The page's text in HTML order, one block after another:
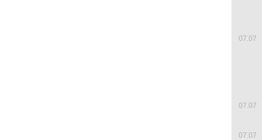
07.07
07.07
07.07